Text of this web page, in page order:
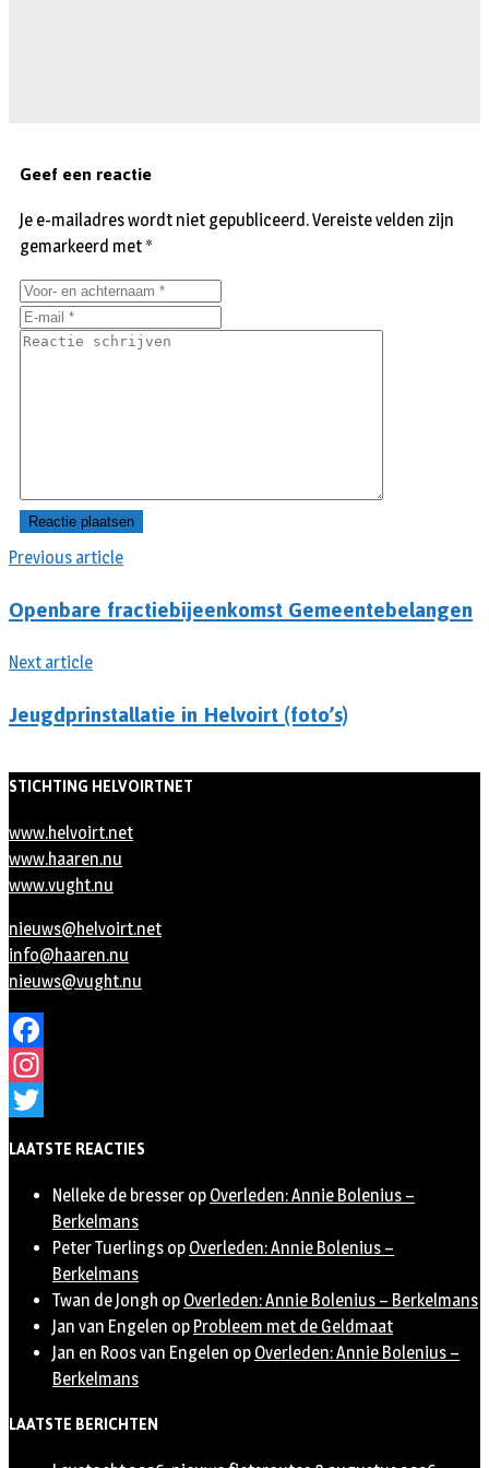
Previous article
Openbare fractiebijeenkomst Gemeentebelangen
Next article
Jeugdprinstallatie in Helvoirt (foto’s)
Geef een reactie
Je e-mailadres wordt niet gepubliceerd.Vereiste velden zijn
gemarkeerd met *
STICHTING HELVOIRTNET
www.helvoirt.net
www.haaren.nu
www.vught.nu
nieuws@helvoirt.net
info@haaren.nu
nieuws@vught.nu
Facebook
Instagram
LAATSTE REACTIES
Nelleke de bresser op Overleden: Annie Bolenius –
Berkelmans
Peter Tuerlings op Overleden: Annie Bolenius –
Berkelmans
Twan de Jongh op Overleden: Annie Bolenius – Berkelmans
Jan van Engelen op Probleem met de Geldmaat
Jan en Roos van Engelen op Overleden: Annie Bolenius –
Berkelmans
LAATSTE BERICHTEN